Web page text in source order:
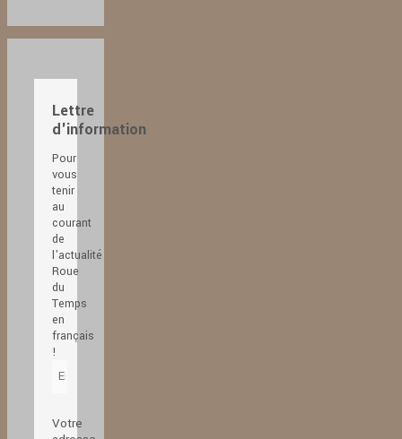
Lettre
d'information
Pour
vous
tenir
au
courant
de
l'actualité
Roue
du
Temps
en
français
!
Votre